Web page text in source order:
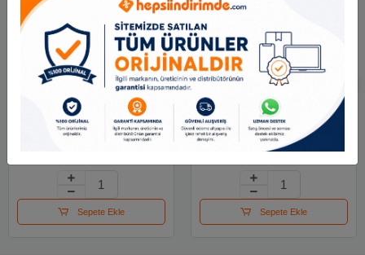
Bafix Versatil Kalem
0.7 Mm Tm02910
Sepete Ekle
Scrikss Versatil Kalem
Calypso 0.5-0.7 Mm (
40 Lı Stand )
Sepete Ekle